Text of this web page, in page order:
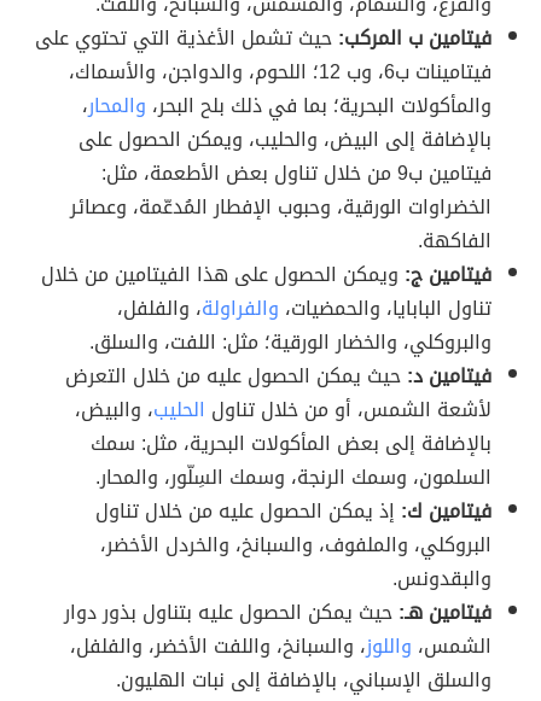
فيتامين ب المركب:حيث تشمل الأغذية التي تحتوي على
فيتامينات ب6، وب 12؛ اللحوم، والدواجن، والأسماك،
والمأكولات البحرية؛ بما في ذلك بلح البحر، والمحار،
بالإضافة إلى البيض، والحليب، ويمكن الحصول على
فيتامين ب9 من خلال تناول بعض الأطعمة، مثل:
الخضراوات الورقية، وحبوب الإفطار المُدعّمة، وعصائر
الفاكهة.
فيتامين ج: ويمكن الحصول على هذا الفيتامين من خلال
تناول البابايا، والحمضيات، والفراولة، والفلفل،
والبروكلي، والخضار الورقية؛ مثل: اللفت، والسلق.
فيتامين د:حيث يمكن الحصول عليه من خلال التعرض
لأشعة الشمس، أو من خلال تناول الحليب، والبيض،
بالإضافة إلى بعض المأكولات البحرية، مثل: سمك
السلمون، وسمك الرنجة، وسمك السِلّور، والمحار.
فيتامين ك: إذ يمكن الحصول عليه من خلال تناول
البروكلي، والملفوف، والسبانخ، والخردل الأخضر،
والبقدونس.
فيتامين هـ:حيث يمكن الحصول عليه بتناول بذور دوار
الشمس، واللوز، والسبانخ، واللفت الأخضر، والفلفل،
والسلق الإسباني، بالإضافة إلى نبات الهليون.